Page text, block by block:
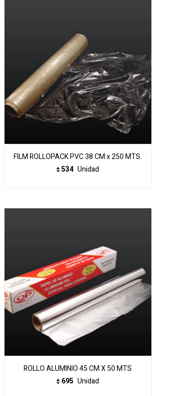
FILM ROLLOPACK PVC 38 CM x 250 MTS.
$ 534 Unidad
ROLLO ALUMINIO 45 CM X 50 MTS
$ 695 Unidad